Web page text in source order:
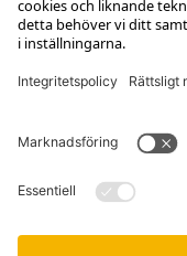
Kontakta kundservice
Jobba hos oss
Om Liber